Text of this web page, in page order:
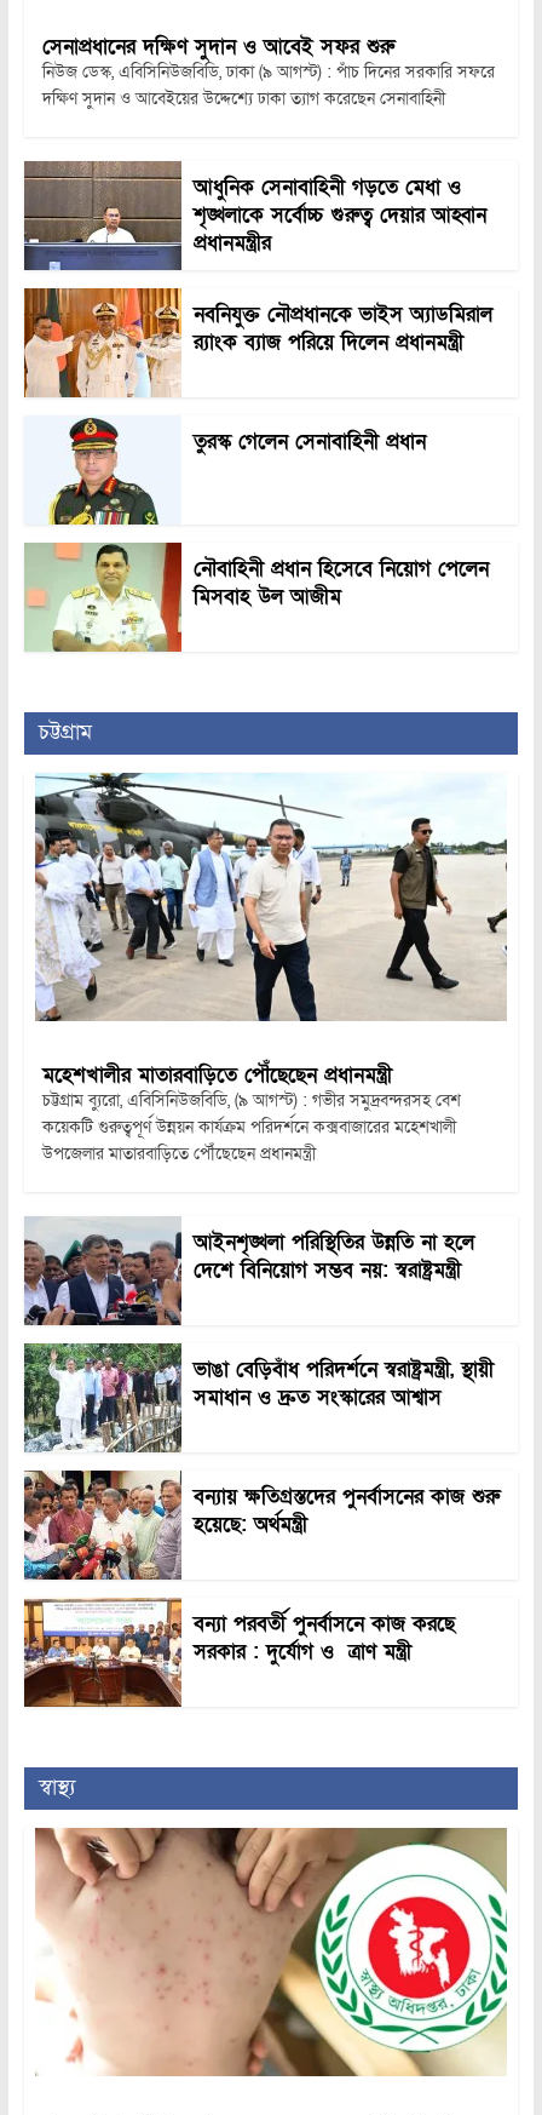
সেনাপ্রধানের দক্ষিণ সুদান ও আবেই সফর শুরু
নিউজ ডেস্ক, এবিসিনিউজবিডি, ঢাকা (৯ আগস্ট) : পাঁচ দিনের সরকারি সফরে
দক্ষিণ সুদান ও আবেইয়ের উদ্দেশ্যে ঢাকা ত্যাগ করেছেন সেনাবাহিনী
আধুনিক সেনাবাহিনী গড়তে মেধা ও
শৃঙ্খলাকে সর্বোচ্চ গুরুত্ব দেয়ার আহ্বান
প্রধানমন্ত্রীর
নবনিযুক্ত নৌপ্রধানকে ভাইস অ্যাডমিরাল
র‍্যাংক ব্যাজ পরিয়ে দিলেন প্রধানমন্ত্রী
তুরস্ক গেলেন সেনাবাহিনী প্রধান
নৌবাহিনী প্রধান হিসেবে নিয়োগ পেলেন
মিসবাহ উল আজীম
চট্টগ্রাম
মহেশখালীর মাতারবাড়িতে পৌঁছেছেন প্রধানমন্ত্রী
চট্টগ্রাম ব্যুরো, এবিসিনিউজবিডি, (৯ আগস্ট) : গভীর সমুদ্রবন্দরসহ বেশ
কয়েকটি গুরুত্বপূর্ণ উন্নয়ন কার্যক্রম পরিদর্শনে কক্সবাজারের মহেশখালী
উপজেলার মাতারবাড়িতে পৌঁছেছেন প্রধানমন্ত্রী
আইনশৃঙ্খলা পরিস্থিতির উন্নতি না হলে
দেশে বিনিয়োগ সম্ভব নয়: স্বরাষ্ট্রমন্ত্রী
ভাঙা বেড়িবাঁধ পরিদর্শনে স্বরাষ্ট্রমন্ত্রী, স্থায়ী
সমাধান ও দ্রুত সংস্কারের আশ্বাস
বন্যায় ক্ষতিগ্রস্তদের পুনর্বাসনের কাজ শুরু
হয়েছে: অর্থমন্ত্রী
বন্যা পরবর্তী পুনর্বাসনে কাজ করছে
সরকার : দুর্যোগ ও ত্রাণ মন্ত্রী
স্বাস্থ্য